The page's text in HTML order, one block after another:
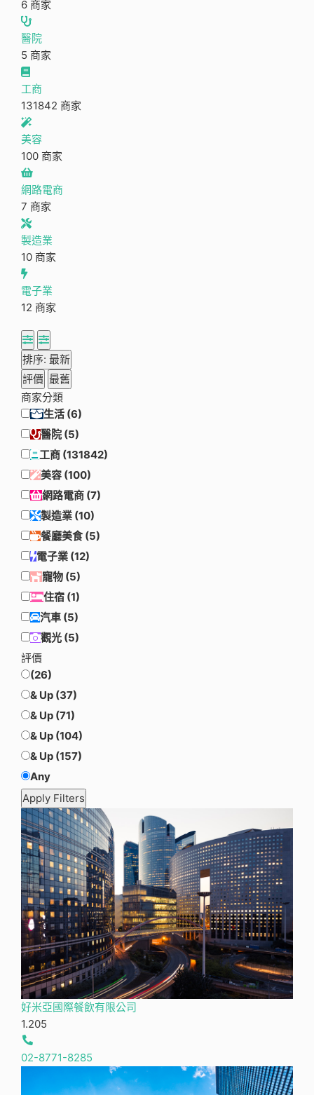
6 商家
醫院
5 商家
工商
131842 商家
美容
100 商家
網路電商
7 商家
製造業
10 商家
電子業
12 商家
排序: 最新
評價 最舊
商家分類
生活 (6)
醫院 (5)
工商 (131842)
美容 (100)
網路電商 (7)
製造業 (10)
餐廳美食 (5)
電子業 (12)
寵物 (5)
住宿 (1)
汽車 (5)
觀光 (5)
評價
(26)
& Up (37)
& Up (71)
& Up (104)
& Up (157)
Any
Apply Filters
好米亞國際餐飲有限公司
1.205
02-8771-8285